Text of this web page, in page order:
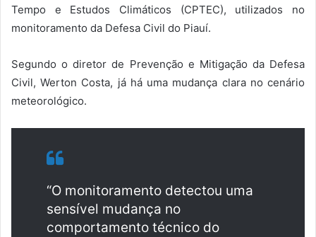
Tempo e Estudos Climáticos (CPTEC), utilizados no
monitoramento da Defesa Civil do Piauí.
Segundo o diretor de Prevenção e Mitigação da Defesa
Civil, Werton Costa, já há uma mudança clara no cenário
meteorológico.
“O monitoramento detectou uma
sensível mudança no
comportamento técnico do